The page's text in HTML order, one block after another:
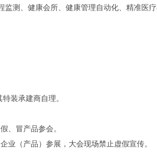
测、健康会所、健康管理自动化、精准医疗
装承建商自理。
、冒产品参会。
业（产品）参展，大会现场禁止虚假宣传。